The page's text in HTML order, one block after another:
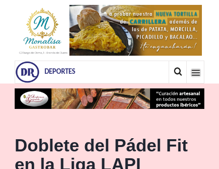
DEPORTES
Doblete del Pádel Fit
en la Liga LAPI